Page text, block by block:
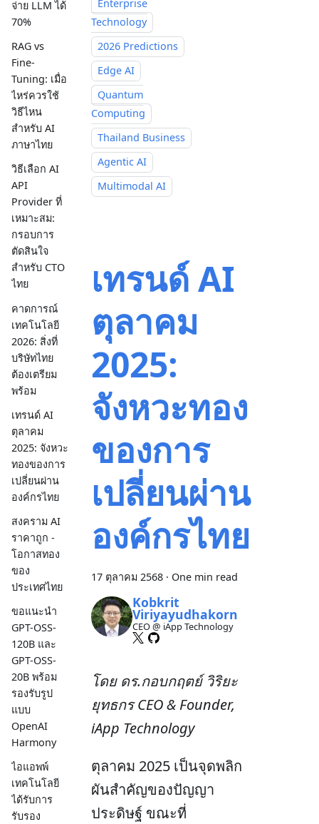
จ่าย LLM ได้
70%
RAG vs
Fine-
Tuning: เมื่อ
ไหร่ควรใช้
วิธีไหน
สำหรับ AI
ภาษาไทย
วิธีเลือก AI
API
Provider ที่
เหมาะสม:
กรอบการ
ตัดสินใจ
สำหรับ CTO
ไทย
คาดการณ์
เทคโนโลยี
2026: สิ่งที่
บริษัทไทย
ต้องเตรียม
พร้อม
เทรนด์ AI
ตุลาคม
2025: จังหวะ
ทองของการ
เปลี่ยนผ่าน
องค์กรไทย
สงคราม AI
ราคาถูก -
โอกาสทอง
ของ
ประเทศไทย
ขอแนะนำ
GPT-OSS-
120B และ
GPT-OSS-
20B พร้อม
รองรับรูป
แบบ
OpenAI
Harmony
ไอแอพพ์
เทคโนโลยี
ได้รับการ
รับรอง
Enterprise
Technology
2026 Predictions
Edge AI
Quantum
Computing
Thailand Business
Agentic AI
Multimodal AI
เทรนด์ AI
ตุลาคม
2025:
จังหวะทอง
ของการ
เปลี่ยนผ่าน
องค์กรไทย
17 ตุลาคม 2568 · One min read
Kobkrit
Viriyayudhakorn
CEO @ iApp Technology
โดย ดร.กอบกฤตย์ วิริยะ
ยุทธกร CEO & Founder,
iApp Technology
ตุลาคม 2025 เป็นจุดพลิก
ผันสำคัญของปัญญา
ประดิษฐ์ ขณะที่